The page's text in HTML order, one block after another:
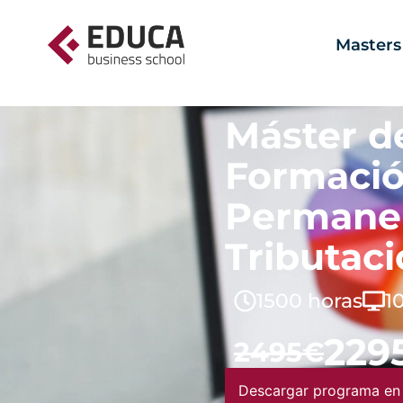
Masters
Máster
1500 horas
2495€
Descargar programa en